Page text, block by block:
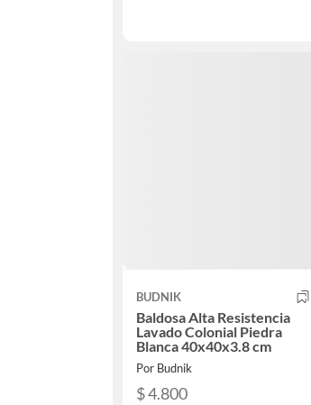
BUDNIK
Baldosa Alta Resistencia
Lavado Colonial Piedra
Blanca 40x40x3.8 cm
Por Budnik
$ 4.800